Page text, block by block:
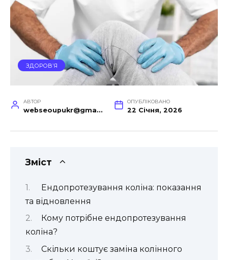
ЗДОРОВ’Я
АВТОР
webseoupukr@gmail.com
ОПУБЛІКОВАНО
22 Січня, 2026
Зміст
Ендопротезування коліна: показання
та відновлення
Кому потрібне ендопротезування
коліна?
Скільки коштує заміна колінного